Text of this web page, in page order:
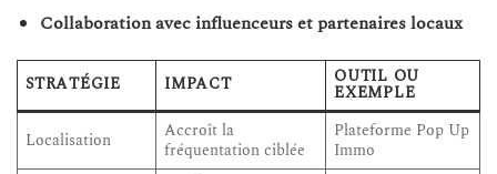
Collaboration avec influenceurs et partenaires locaux
STRATÉGIE IMPACT OUTIL OU
EXEMPLE
Localisation
Accroît la
fréquentation ciblée
Plateforme Pop Up
Immo